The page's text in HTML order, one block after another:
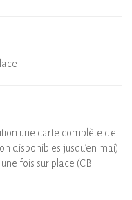
une carte complète de
disponibles jusqu’en mai)
fois sur place (CB